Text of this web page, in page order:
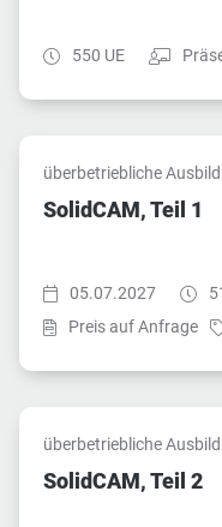
Dauer:
550 UE
überbetriebliche
SolidCAM, Teil 1
Startzeit:
05.07.2027
Preis auf Anfrage
überbetriebliche
SolidCAM, Teil 2